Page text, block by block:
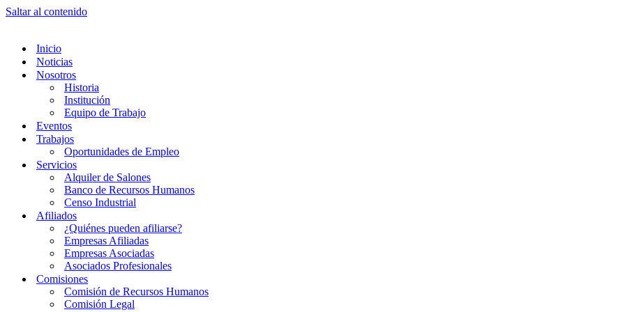
Saltar al contenido
Inicio
Noticias
Nosotros
Historia
Institución
Equipo de Trabajo
Eventos
Trabajos
Oportunidades de Empleo
Servicios
Alquiler de Salones
Banco de Recursos Humanos
Censo Industrial
Afiliados
¿Quiénes pueden afiliarse?
Empresas Afiliadas
Empresas Asociadas
Asociados Profesionales
Comisiones
Comisión de Recursos Humanos
Comisión Legal